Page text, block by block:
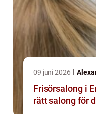
09 juni 2026
Frisörsalong i
rätt salong för